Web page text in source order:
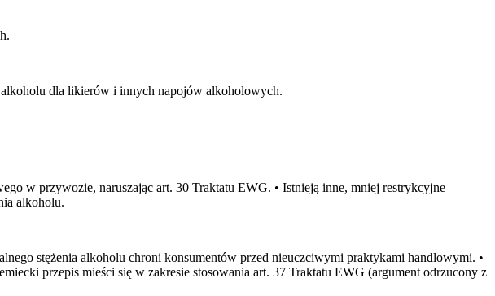
alkoholu dla likierów i innych napojów alkoholowych.
w przywozie, naruszając art. 30 Traktatu EWG. • Istnieją inne, mniej restrykcyjne
alkoholu.
stężenia alkoholu chroni konsumentów przed nieuczciwymi praktykami handlowymi. •
przepis mieści się w zakresie stosowania art. 37 Traktatu EWG (argument odrzucony z